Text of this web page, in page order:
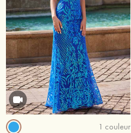
1 couleur